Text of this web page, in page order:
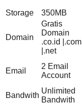
Storage 350MB
Domain
Gratis
Domain
.co.id |.com
|.net
Email
2 Email
Account
Bandwith
Unlimited
Bandwith